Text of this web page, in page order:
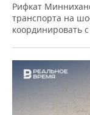
Рифкат
транспорта на
координировать